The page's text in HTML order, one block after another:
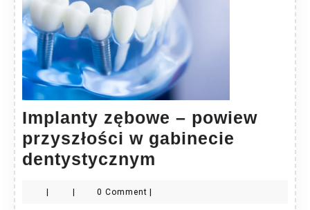
Implanty zębowe – powiew
przyszłości w gabinecie
dentystycznym
0 Comment